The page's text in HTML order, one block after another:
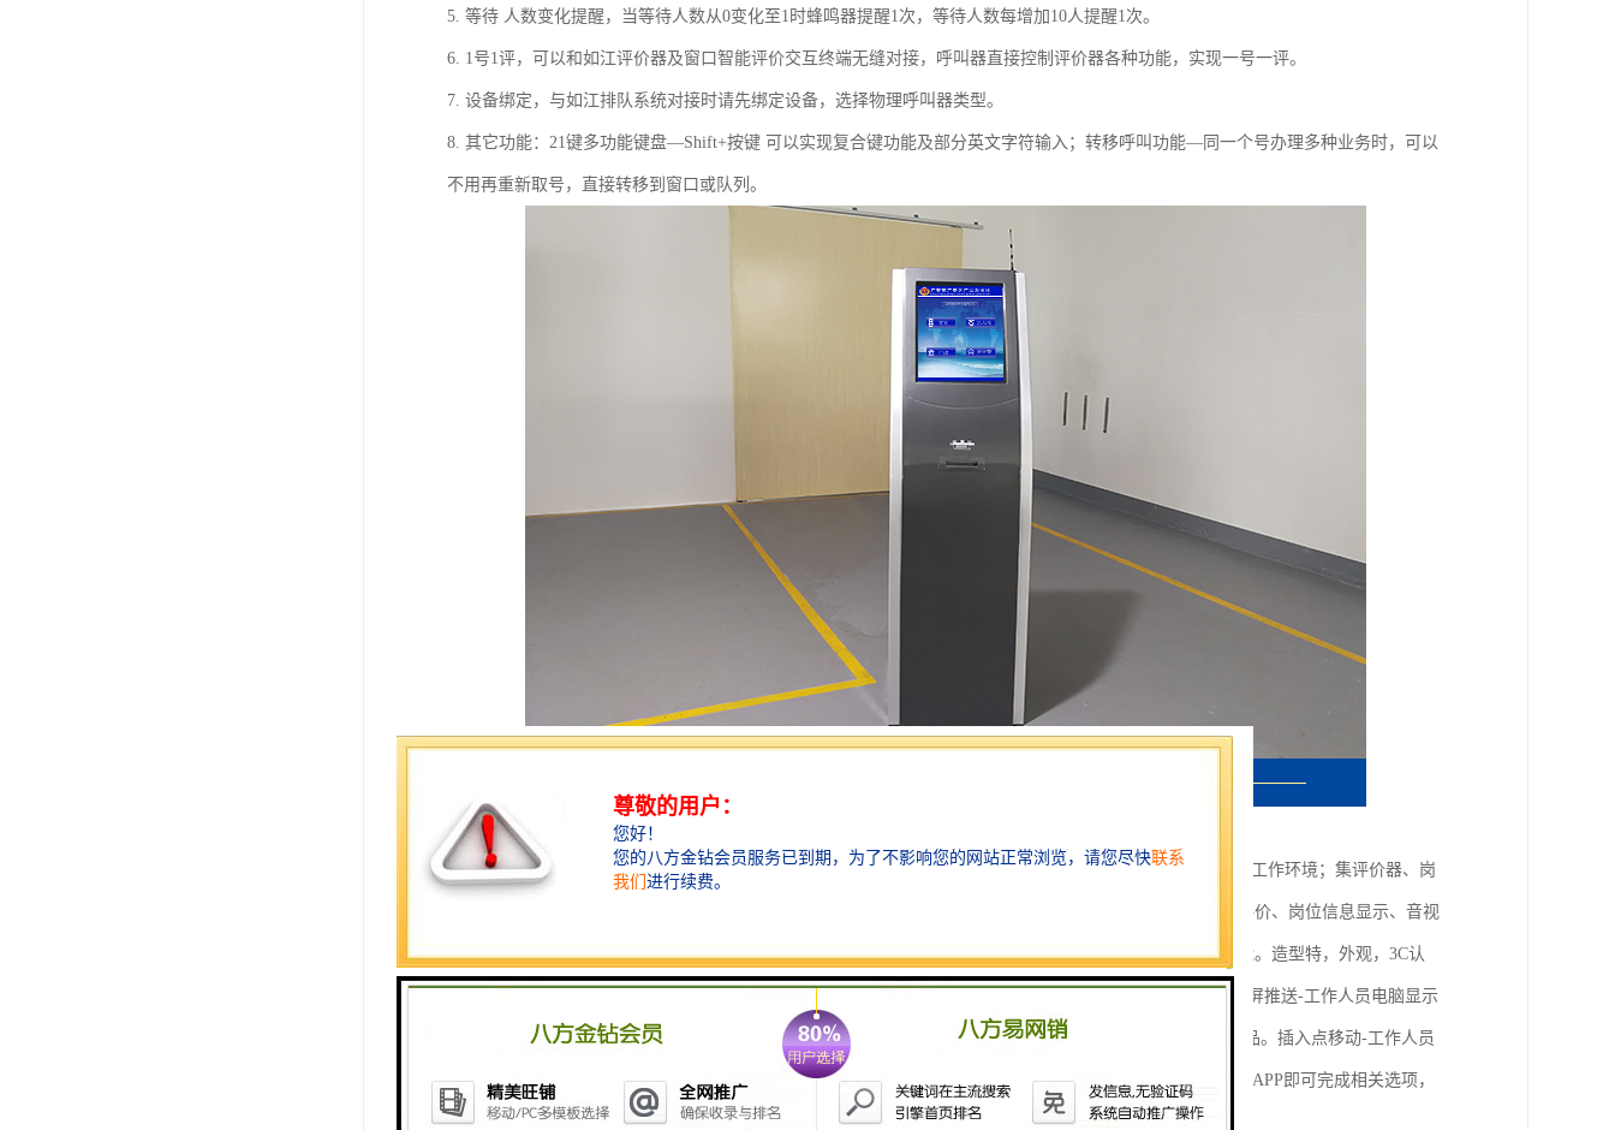
5. 等待 人数变化提醒，当等待人数从0变化至1时蜂鸣器提醒1次，等待人数每增加10人提醒1次。
6. 1号1评，可以和如江评价器及窗口智能评价交互终端无缝对接，呼叫器直接控制评价器各种功能，实现一号一评。
7. 设备绑定，与如江排队系统对接时请先绑定设备，选择物理呼叫器类型。
8. 其它功能：21键多功能键盘—Shift+按键 可以实现复合键功能及部分英文字符输入；转移呼叫功能—同一个号办理多种业务时，可以
不用再重新取号，直接转移到窗口或队列。
选择RJ-PL07V的9叫号机大理由：设计一体式，功能多样化；一机替代多机，窗口不再繁杂，还您一个舒心的工作环境；集评价器、岗
位牌、、双屏显示器、语音报价钱、多媒体宣传展示终端、查询机、电子签名等设备功能于一身；可以实现评价、岗位信息显示、音视
频取证、同屏（双屏、同步）显示、语音播报、宣传展示、通知公告、意见调查、信息查询、电子签名等功能。造型特，外观，3C认
证。音视频取证，遇到工作纠纷时，立即还原，提高工作效率。同屏显示，全屏推送/标移动/插入点移动；全屏推送-工作人员电脑显示
的全部内容即时显示在终端产品；标移动-工作人员电脑以标为中心，放大一定倍数的部分内容显示在终端产品。插入点移动-工作人员
电脑以标光标为中心，放大一定倍数的部分内容显示在终端产品。固件深度定制，通过“设置界面”，无需退出APP即可完成相关选项，
如 ：通电开机、断电开机、定时开关机等。